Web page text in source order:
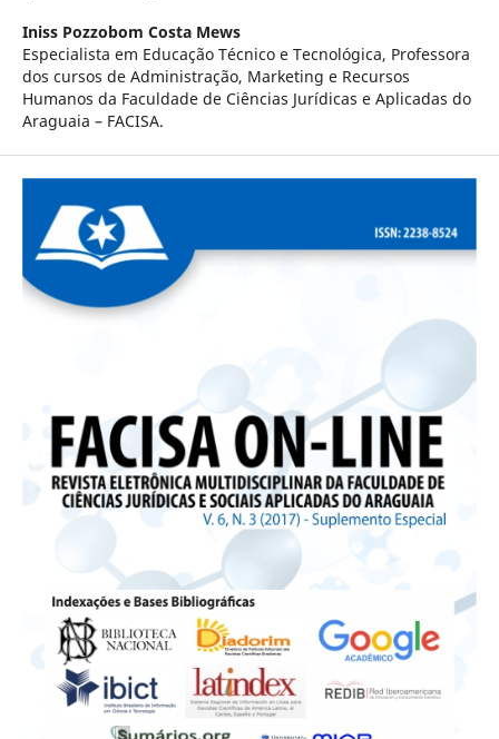
Iniss Pozzobom Costa Mews
Especialista em Educação Técnico e Tecnológica, Professora
dos cursos de Administração, Marketing e Recursos
Humanos da Faculdade de Ciências Jurídicas e Aplicadas do
Araguaia – FACISA.